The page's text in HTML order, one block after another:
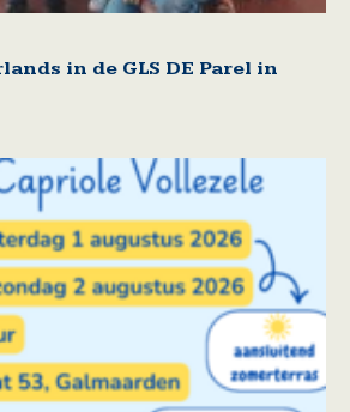
in de GLS DE Parel in